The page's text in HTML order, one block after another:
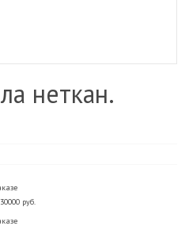
неткан.
руб.